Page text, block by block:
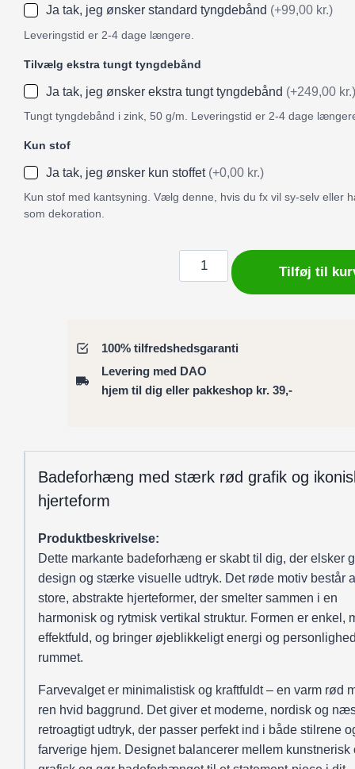
Ja tak, jeg ønsker standard tyngdebånd (+99,00 kr.)
Leveringstid er 2-4 dage længere.
Tilvælg ekstra tungt tyngdebånd
Ja tak, jeg ønsker ekstra tungt tyngdebånd (+249,00 kr.)
Tungt tyngdebånd i zink, 50 g/m. Leveringstid er 2-4 dage
Kun stof
Ja tak, jeg ønsker kun stoffet (+0,00 kr.)
Kun stof med kantsyning. Vælg denne, hvis du fx vil sy-selv eller
som dekoration.
Badeforhæng
røde
moderne
og
stærkt
Tilføj til
100% tilfredshedsgaranti
Levering med DAO
hjem til dig eller pakkeshop kr. 39,-
Badeforhæng med stærk rød grafik og
hjerteform
Produktbeskrivelse:
Dette markante badeforhæng er skabt til dig, der elsker
design og stærke visuelle udtryk. Det røde motiv består
store, abstrakte hjerteformer, der smelter sammen i en
harmonisk og rytmisk vertikal struktur. Formen er enkel,
effektfuld, og bringer øjeblikkeligt energi og
rummet.
Farvevalget er minimalistisk og kraftfuldt – en varm rød
ren hvid baggrund. Det giver et moderne, nordisk og
retroagtigt udtryk, der passer perfekt ind i både stilrene
farverige hjem. Designet balancerer mellem kunstnerisk